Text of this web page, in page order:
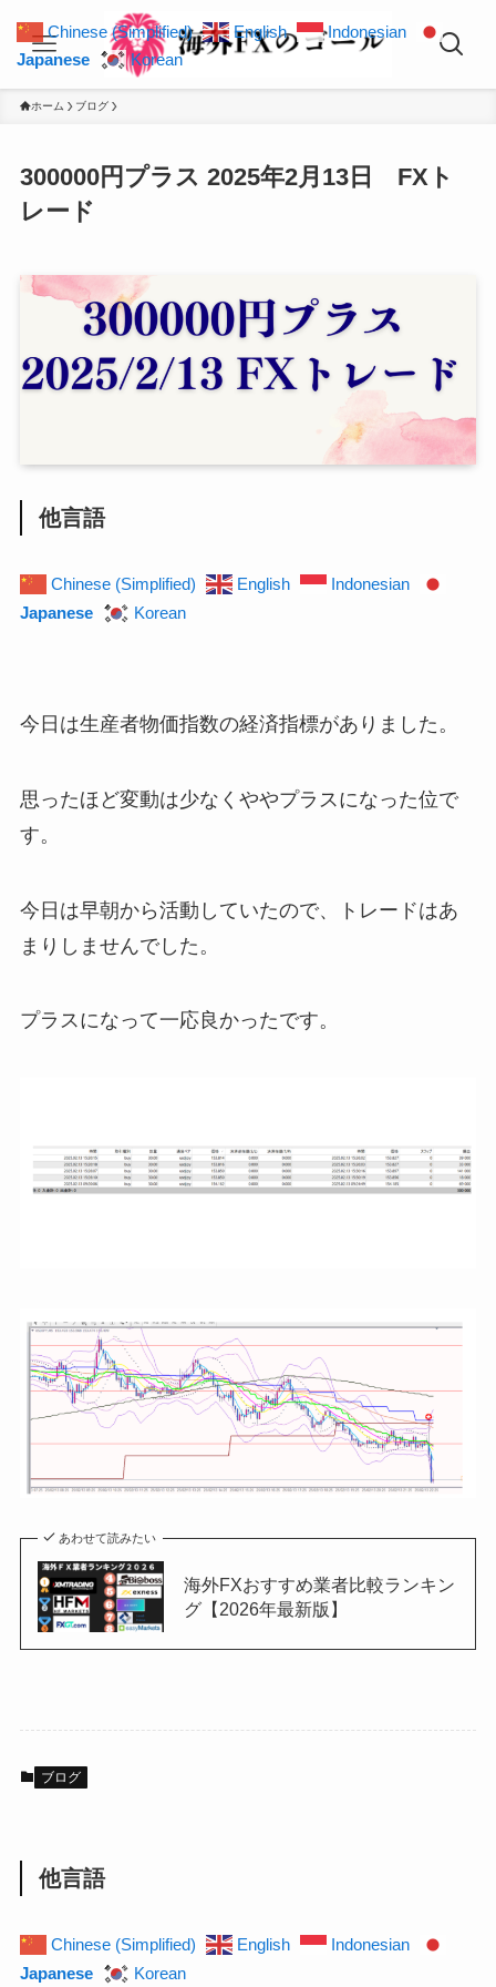
ホーム ブログ
300000円プラス 2025年2月13日 FXト
レード
他言語
Chinese (Simplified) English
Indonesian
Japanese
Korean
今日は生産者物価指数の経済指標がありました。
思ったほど変動は少なくややプラスになった位で
す。
今日は早朝から活動していたので、トレードはあ
まりしませんでした。
プラスになって一応良かったです。
あわせて読みたい
海外FXおすすめ業者比較ランキン
グ【2026年最新版】
ブログ
他言語
Chinese (Simplified) English
Indonesian
Japanese
Korean
Chinese (Simplified) English
Indonesian
Japanese
Korean